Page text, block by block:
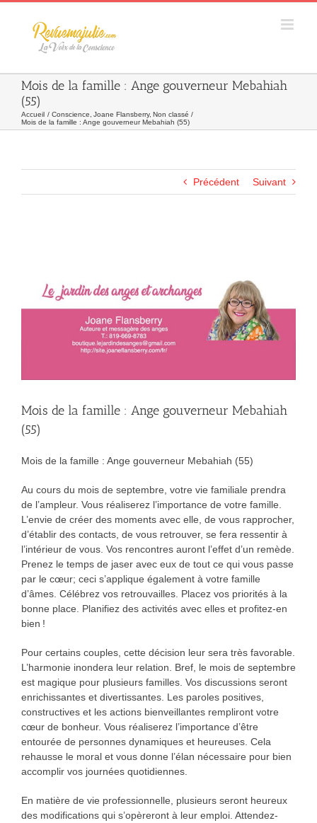
Skip
Mois de la famille : Ange gouverneur Mebahiah
(55)
Accueil Conscience Joane Flansberry Non classé
Mois de la famille : Ange gouverneur Mebahiah (55)
Précédent Suivant
Mois de la famille : Ange gouverneur Mebahiah
(55)
Mois de la famille : Ange gouverneur Mebahiah (55)
Au cours du mois de septembre, votre vie familiale prendra
de l’ampleur. Vous réaliserez l’importance de votre famille.
L’envie de créer des moments avec elle, de vous rapprocher,
d’établir des contacts, de vous retrouver, se fera ressentir à
l’intérieur de vous. Vos rencontres auront l’effet d’un remède.
Prenez le temps de jaser avec eux de tout ce qui vous passe
par le cœur; ceci s’applique également à votre famille
d’âmes. Célébrez vos retrouvailles. Placez vos priorités à la
bonne place. Planifiez des activités avec elles et profitez-en
bien !
Pour certains couples, cette décision leur sera très favorable.
L’harmonie inondera leur relation. Bref, le mois de septembre
est magique pour plusieurs familles. Vos discussions seront
enrichissantes et divertissantes. Les paroles positives,
constructives et les actions bienveillantes rempliront votre
cœur de bonheur. Vous réaliserez l’importance d’être
entourée de personnes dynamiques et heureuses. Cela
rehausse le moral et vous donne l’élan nécessaire pour bien
accomplir vos journées quotidiennes.
En matière de vie professionnelle, plusieurs seront heureux
des modifications qui s’opèreront à leur emploi. Attendez-